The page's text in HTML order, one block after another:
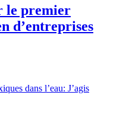
le premier
d’entreprises
dans l’eau: J’agis